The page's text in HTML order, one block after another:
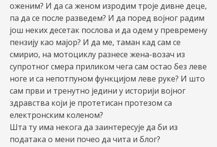
оженим? И да са женом изродим троје дивне деце,
па да се после разведем? И да поред војног радим
још неких десетак послова и да одем у превремену
пензију као мајор? И да ме, таман кад сам се
смирио, на мотоциклу разнесе жена-возач из
супротног смера приликом чега сам остао без леве
ноге и са непотпуном функцијом леве руке? И што
сам први и тренутно једини у историји војног
здравства који је протетисан протезом са
електронским коленом?
Шта ту има некога да заинтересује да би из
података о мени почео да чита и блог?